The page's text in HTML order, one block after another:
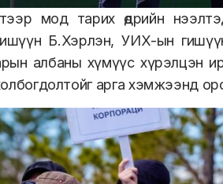
мод тарих өдрийн
Б.Хэрлэн, УИХ-ын
албаны хүмүүс
арга хэмжээнд